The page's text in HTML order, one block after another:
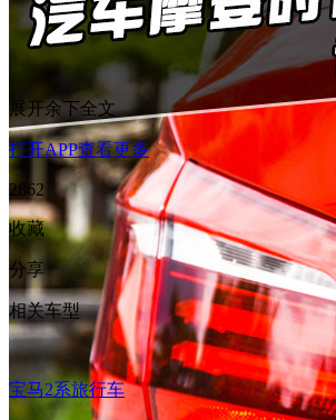
展开余下全文
打开APP查看更多
2862
收藏
分享
相关车型
宝马2系旅行车